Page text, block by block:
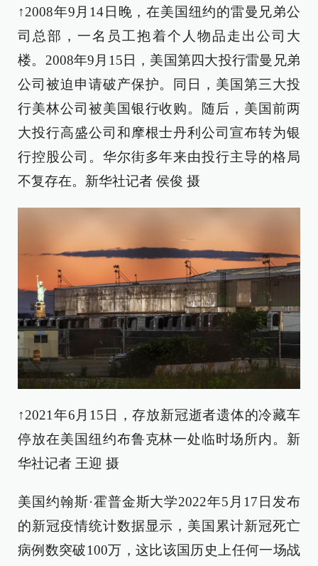
↑2008年9月14日晚，在美国纽约的雷曼兄弟公
司总部，一名员工抱着个人物品走出公司大
楼。2008年9月15日，美国第四大投行雷曼兄弟
公司被迫申请破产保护。同日，美国第三大投
行美林公司被美国银行收购。随后，美国前两
大投行高盛公司和摩根士丹利公司宣布转为银
行控股公司。华尔街多年来由投行主导的格局
不复存在。新华社记者 侯俊 摄
↑2021年6月15日，存放新冠逝者遗体的冷藏车
停放在美国纽约布鲁克林一处临时场所内。新
华社记者 王迎 摄
美国约翰斯·霍普金斯大学2022年5月17日发布
的新冠疫情统计数据显示，美国累计新冠死亡
病例数突破100万，这比该国历史上任何一场战